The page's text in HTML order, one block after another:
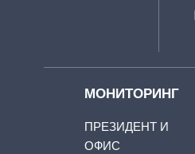
МОНИТОРИНГ
ПРЕЗИДЕНТ И
ОФИС